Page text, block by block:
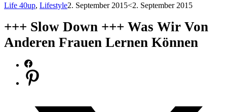
Life 40up, Lifestyle2. September 2015<2. September 2015
+++ Slow Down +++ Was Wir Von
Anderen Frauen Lernen Können